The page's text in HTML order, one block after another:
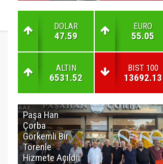
DOLAR
47.59
EURO
55.05
ALTIN
6531.52
BIST 100
13692.13
Paşa Han
Çorba
Görkemli Bir
Törenle
Hizmete Açıldı